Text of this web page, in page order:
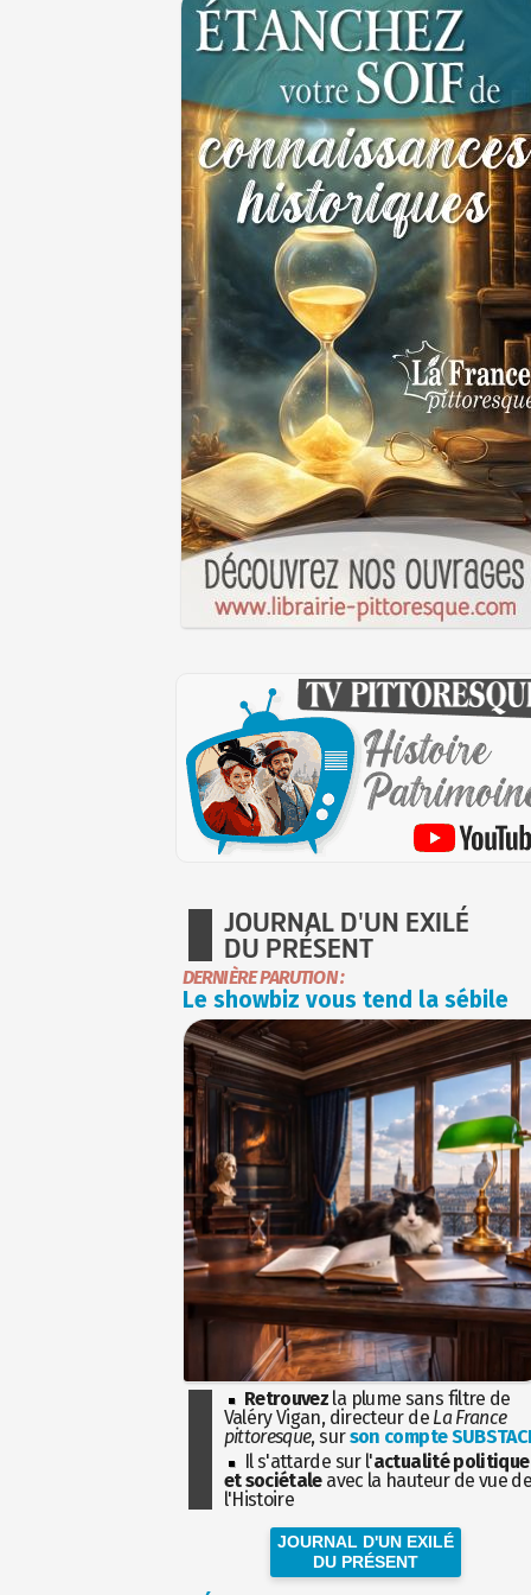
JOURNAL D'UN EXILÉ
DU PRÉSENT
DERNIÈRE PARUTION :
Le showbiz vous tend la sébile
Retrouvez la plume sans filtre de
Valéry Vigan, directeur de La France
pittoresque, surson compte
Il s'attarde sur l'actualité politique
et sociétaleavec la hauteur de vue
l'Histoire
JOURNAL D'UN EXILÉ
DU PRÉSENT